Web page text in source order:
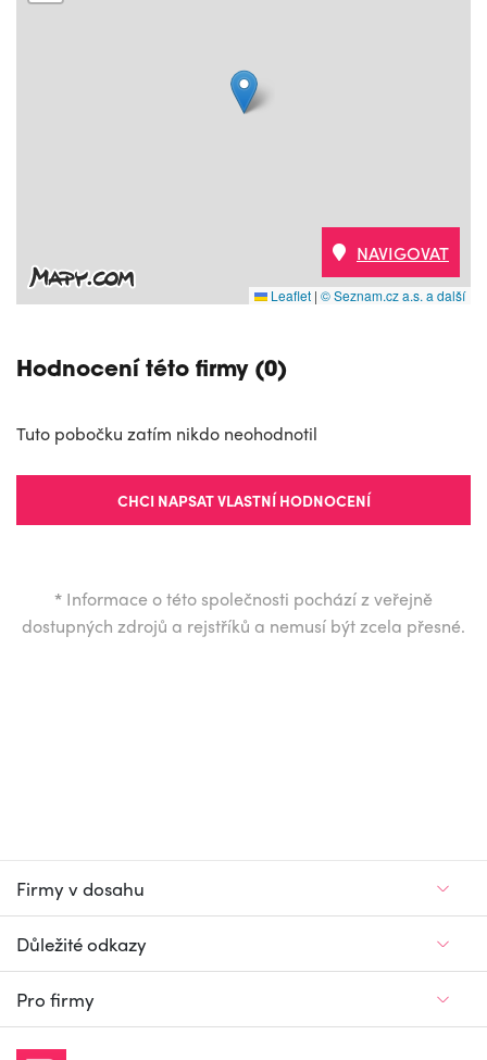
Leaflet | © Seznam.cz a.s. a další
NAVIGOVAT
Hodnocení této firmy (0)
Tuto pobočku zatím nikdo neohodnotil
CHCI NAPSAT VLASTNÍ HODNOCENÍ
* Informace o této společnosti pochází z veřejně
dostupných zdrojů a rejstříků a nemusí být zcela přesné.
Firmy v dosahu
Důležité odkazy
Pro firmy